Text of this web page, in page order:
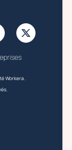
Workera.